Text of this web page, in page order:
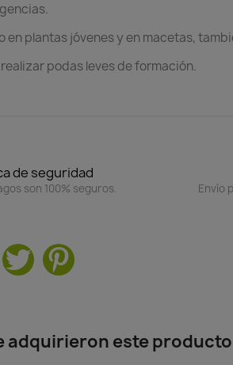
en plantas jóvenes y en macetas,
podas leves de formación.
de seguridad
son 100% seguros. Envío
adquirieron este